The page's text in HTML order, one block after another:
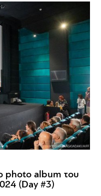
photo album του
(Day #3)